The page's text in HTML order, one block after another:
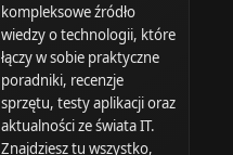
kompleksowe źródło
wiedzy o technologii, które
łączy w sobie praktyczne
poradniki, recenzje
sprzętu, testy aplikacji oraz
aktualności ze świata IT.
Znajdziesz tu wszystko,